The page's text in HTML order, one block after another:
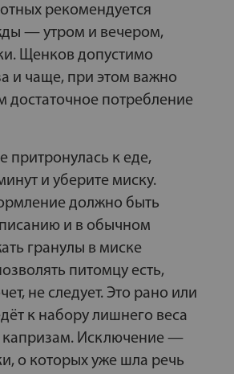
рекомендуется
— утром и вечером,
Щенков допустимо
и чаще, при этом важно
достаточное потребление
притронулась к еде,
и уберите миску.
должно быть
и в обычном
гранулы в миске
питомцу есть,
не следует. Это рано или
к набору лишнего веса
Исключение —
о которых уже шла речь